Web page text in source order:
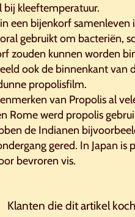
bij kleeftemperatuur.
een bijenkorf
gebruikt om bacteriën,
zouden kunnen worden
ook de binnenkant van
propolisfilm.
van Propolis al
Rome werd propolis
de Indianen
gered. In Japan is
bevroren vis.
Klanten die dit artikel